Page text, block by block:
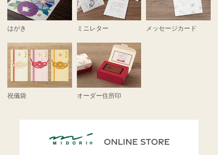
はがき ミニレター メッセージカード
祝儀袋 オーダー住所印